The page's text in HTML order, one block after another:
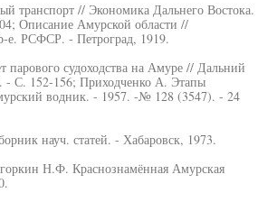
транспорт // Экономика Дальнего Востока.
Описание Амурской области //
е. РСФСР. - Петроград, 1919.
парового судоходства на Амуре // Дальний
С. 152-156; Приходченко А. Этапы
водник. - 1957. -№ 128 (3547). - 24
науч. статей. - Хабаровск, 1973.
Н.Ф. Краснознамённая Амурская